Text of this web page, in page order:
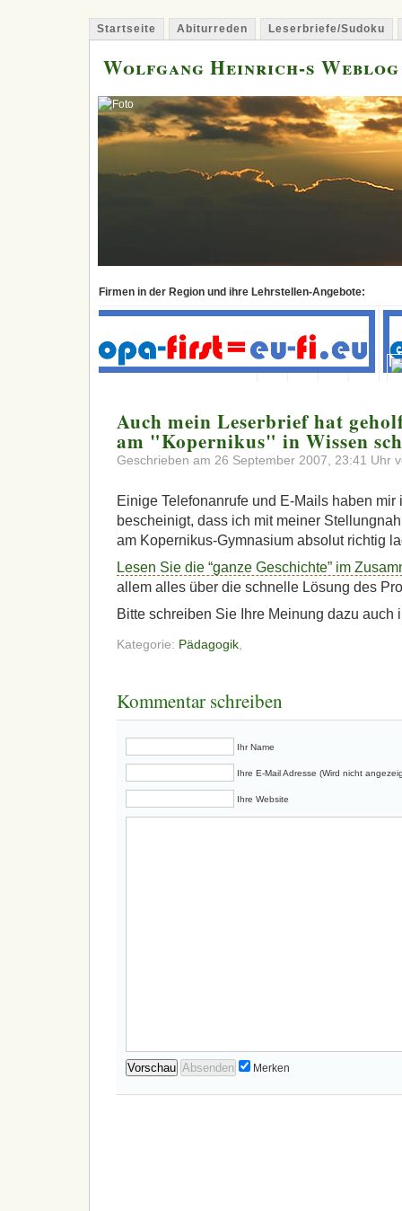
Startseite Abiturreden Leserbriefe/Sudoku
Wolfgang Heinrich-s Weblog
Firmen in der Region und ihre Lehrstellen-Angebote:
Auch mein Leserbrief hat
am "Kopernikus" in Wissen
Geschrieben am 26 September 2007, 23:41 Uhr
Einige Telefonanrufe und E-Mails haben mir
bescheinigt, dass ich mit meiner
am Kopernikus-Gymnasium absolut richtig
Lesen Sie die “ganze Geschichte” im
allem alles über die schnelle Lösung des
Bitte schreiben Sie Ihre Meinung dazu auch
Kategorie: Pädagogik,
Kommentar schreiben
Ihr Name
Ihre E-Mail Adresse (Wird nicht
Ihre Website
Merken